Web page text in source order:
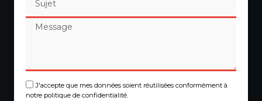
J'accepte que mes données soient réutilisées conformément à
notre politique de confidentialité.